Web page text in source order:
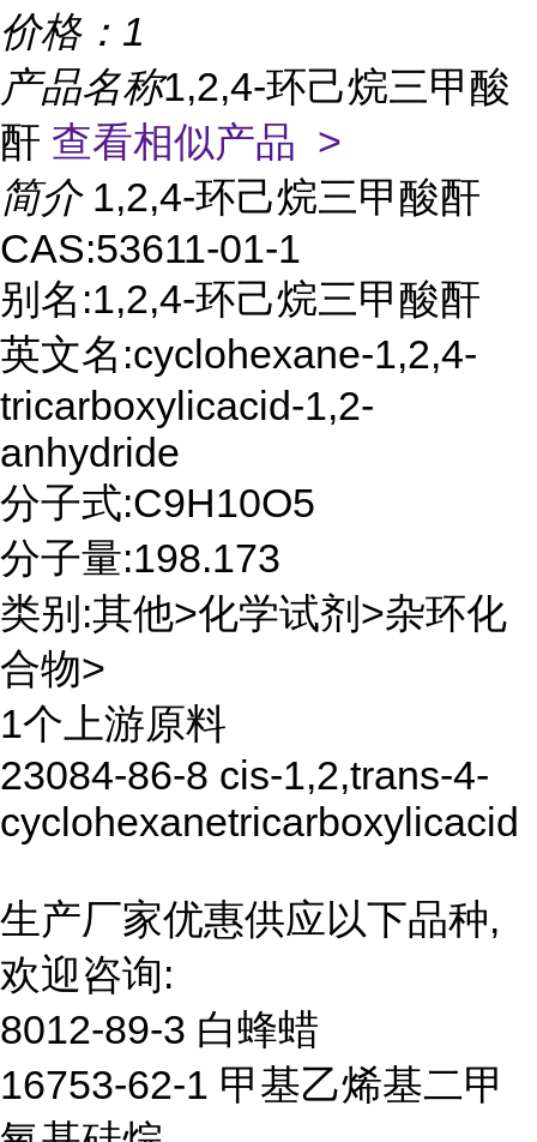
价格： 1
产品名称1,2,4-环己烷三甲酸
酐 查看相似产品 >
简介 1,2,4-环己烷三甲酸酐
CAS:53611-01-1
别名:1,2,4-环己烷三甲酸酐
英文名:cyclohexane-1,2,4-
tricarboxylicacid-1,2-
anhydride
分子式:C9H10O5
分子量:198.173
类别:其他>化学试剂>杂环化
合物>
1个上游原料
23084-86-8 cis-1,2,trans-4-
cyclohexanetricarboxylicacid
生产厂家优惠供应以下品种,
欢迎咨询:
8012-89-3 白蜂蜡
16753-62-1 甲基乙烯基二甲